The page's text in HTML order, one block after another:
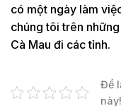
có một ngày làm
chúng tôi trên
Cà Mau đi các tỉnh.
Để
này!